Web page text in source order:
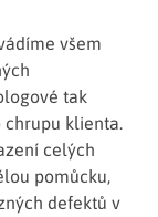
všem
tak
klienta.
celých
pomůcku,
defektů v